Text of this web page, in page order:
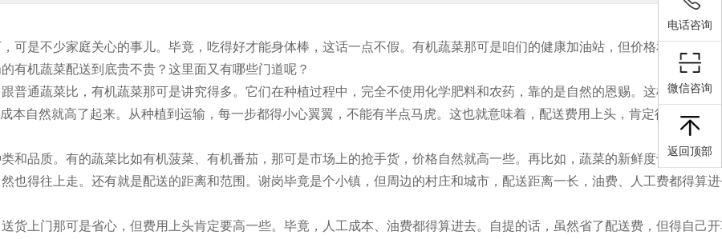
可是不少家庭关心的事儿。毕竟，吃得好才能身体棒，这话一点不假。有机蔬菜那可是咱们的健康加油站，但价格和配送费
有机蔬菜配送到底贵不贵？这里面又有哪些门道呢？
普通蔬菜比，有机蔬菜那可是讲究得多。它们在种植过程中，完全不使用化学肥料和农药，靠的是自然的恩赐。这样的蔬菜
本自然就高了起来。从种植到运输，每一步都得小心翼翼，不能有半点马虎。这也就意味着，配送费用上头，肯定得比普通蔬
和品质。有的蔬菜比如有机菠菜、有机番茄，那可是市场上的抢手货，价格自然就高一些。再比如，蔬菜的新鲜度也是关键
也得往上走。还有就是配送的距离和范围。谢岗毕竟是个小镇，但周边的村庄和城市，配送距离一长，油费、人工费都得算
货上门那可是省心，但费用上头肯定要高一些。毕竟，人工成本、油费都得算进去。自提的话，虽然省了配送费，但得自己
电话咨询
微信咨询
返回顶部